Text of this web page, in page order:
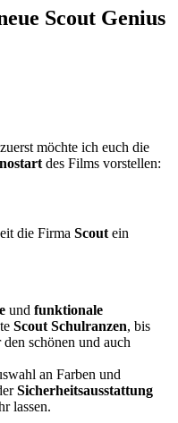
Scout Genius
möchte ich euch die
des Films vorstellen:
die Firma Scout ein
und funktionale
Scout Schulranzen, bis
schönen und auch
an Farben und
Sicherheitsausstattung
lassen.